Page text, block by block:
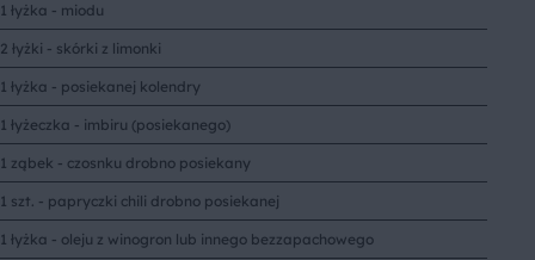
1 łyżka - miodu
2 łyżki - skórki z limonki
1 łyżka - posiekanej kolendry
1 łyżeczka - imbiru (posiekanego)
1 ząbek - czosnku drobno posiekany
1 szt. - papryczki chili drobno posiekanej
1 łyżka - oleju z winogron lub innego bezzapachowego